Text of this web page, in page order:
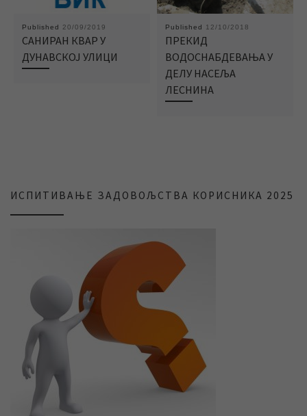
Published 20/09/2019
САНИРАН КВАР У
ДУНАВСКОЈ УЛИЦИ
Published 12/10/2018
ПРЕКИД
ВОДОСНАБДЕВАЊА У
ДЕЛУ НАСЕЉА
ЛЕСНИНА
ИСПИТИВАЊЕ ЗАДОВОЉСТВА КОРИСНИКА 2025